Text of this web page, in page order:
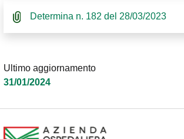
Determina n. 182 del 28/03/2023
Ultimo aggiornamento
31/01/2024